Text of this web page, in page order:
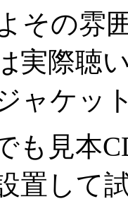
その雰
実際聴
ャケッ
も見本
置して